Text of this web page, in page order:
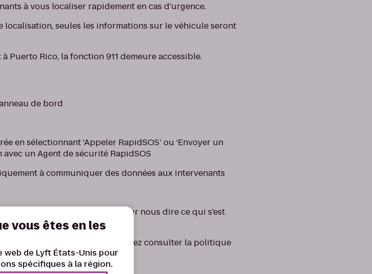
à vous localiser rapidement en cas d'urgence.
localisation, seules les informations sur le véhicule seront
Puerto Rico, la fonction 911 demeure accessible.
de bord
en sélectionnant ‘Appeler RapidSOS’ ou ‘Envoyer un
un Agent de sécurité RapidSOS
à communiquer des données aux intervenants
notre équipe de sécurité pour nous dire ce qui s'est
votre appel RapidSOS, veuillez consulter la politique
les contacter.
vous êtes en les
web de Lyft États-Unis pour
spécifiques à la région.